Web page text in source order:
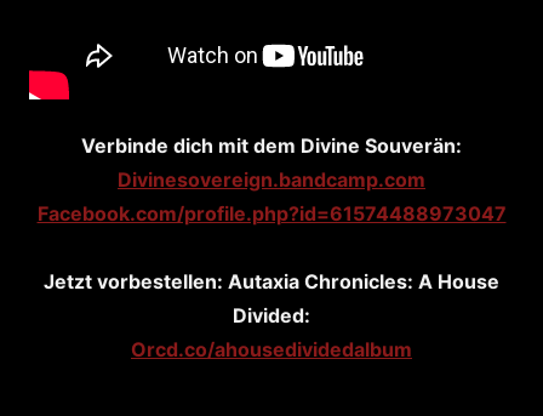
Verbinde dich mit dem Divine Souverän:
Divinesovereign.bandcamp.com
Facebook.com/profile.php?id=61574488973047
Jetzt vorbestellen: Autaxia Chronicles: A House
Divided:
Orcd.co/ahousedividedalbum